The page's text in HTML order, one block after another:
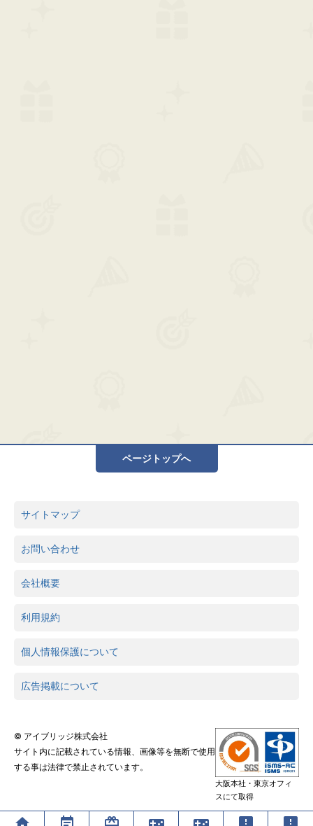
ページトップへ
サイトマップ
お問い合わせ
会社概要
利用規約
個人情報保護について
広告掲載について
© アイブリッジ株式会社
サイト内に記載されている情報、画像等を無断で使用
する事は法律で禁止されています。
大阪本社・東京オフィ
スにて取得